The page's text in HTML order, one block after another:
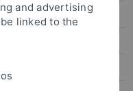
and advertising
linked to the